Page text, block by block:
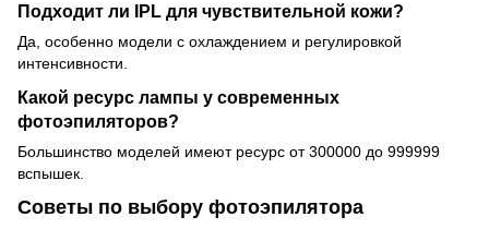
Подходит ли IPL для чувствительной кожи?
Да, особенно модели с охлаждением и регулировкой
интенсивности.
Какой ресурс лампы у современных
фотоэпиляторов?
Большинство моделей имеют ресурс от 300000 до 999999
вспышек.
Советы по выбору фотоэпилятора